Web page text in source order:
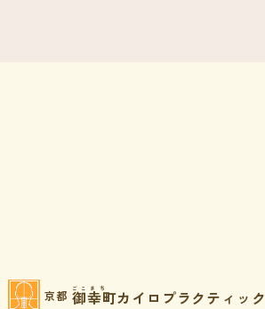
京都 ごこまち
御幸町カイロプラクティック